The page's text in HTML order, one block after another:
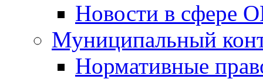
Новости в сфере
Муниципальный
Нормативные